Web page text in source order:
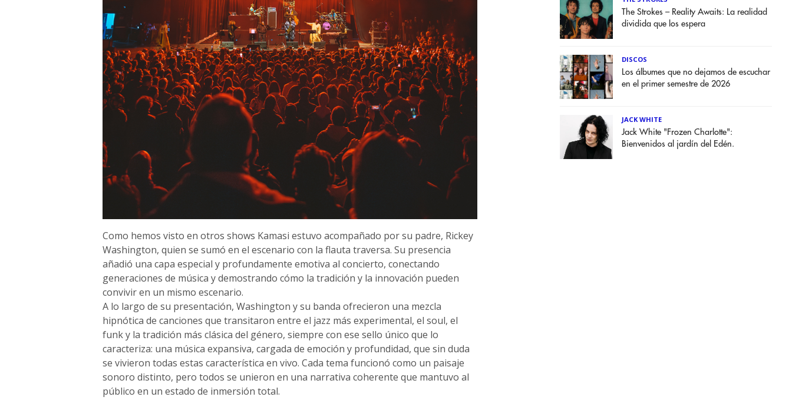
Como hemos visto en otros shows Kamasi estuvo acompañado por su padre, Rickey
Washington, quien se sumó en el escenario con la flauta traversa. Su presencia
añadió una capa especial y profundamente emotiva al concierto, conectando
generaciones de música y demostrando cómo la tradición y la innovación pueden
convivir en un mismo escenario.
A lo largo de su presentación, Washington y su banda ofrecieron una mezcla
hipnótica de canciones que transitaron entre el jazz más experimental, el soul, el
funk y la tradición más clásica del género, siempre con ese sello único que lo
caracteriza: una música expansiva, cargada de emoción y profundidad, que sin duda
se vivieron todas estas característica en vivo. Cada tema funcionó como un paisaje
sonoro distinto, pero todos se unieron en una narrativa coherente que mantuvo al
público en un estado de inmersión total.
The Strokes – Reality Awaits: La realidad
dividida que los espera
DISCOS
Los álbumes que no dejamos de escuchar
en el primer semestre de 2026
JACK WHITE
Jack White "Frozen Charlotte":
Bienvenidos al jardín del Edén.